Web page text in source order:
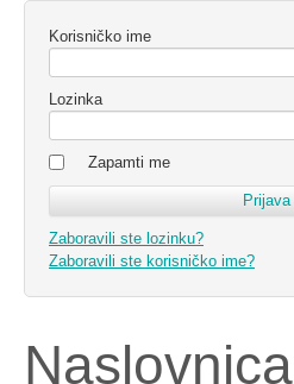
Korisničko ime
Lozinka
Zapamti me
Zaboravili ste lozinku?
Zaboravili ste korisničko ime?
Naslovnica